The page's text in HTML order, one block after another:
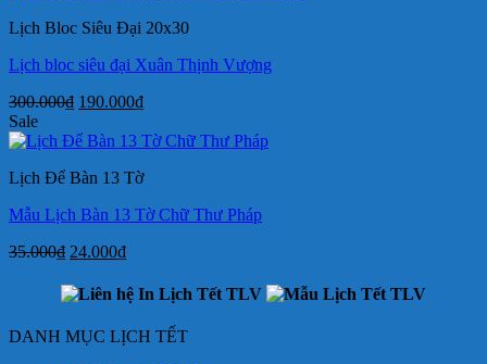
96.000₫.
Lịch Bloc Siêu Đại 20x30
Lịch bloc siêu đại Xuân Thịnh Vượng
300.000₫ Giá
là:
190.000₫Giá
tại
190.000₫.
Sale
Lịch Để Bàn 13 Tờ
Mẫu Lịch Bàn 13 Tờ Chữ Thư Pháp
35.000₫ Giá
là:
24.000₫Giá
tại
là:
24.000₫.
DANH MỤC LỊCH TẾT